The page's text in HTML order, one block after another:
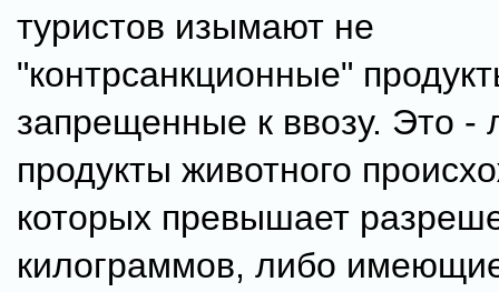
туристов изымают не
"контрсанкционные"
запрещенные к ввозу. Это -
продукты животного
которых превышает
килограммов, либо